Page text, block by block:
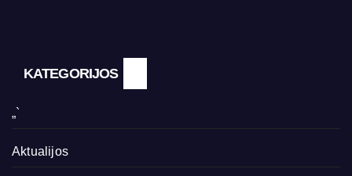
KATEGORIJOS
„`
Aktualijos